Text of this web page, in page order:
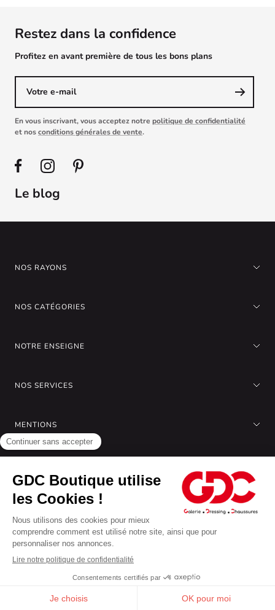
Restez dans la confidence
Profitez en avant première de tous les bons plans
Votre e-mail
En vous inscrivant, vous acceptez notre politique de confidentialité
et nosconditions générales de vente.
Le blog
NOS RAYONS
NOS CATÉGORIES
NOTRE ENSEIGNE
NOS SERVICES
MENTIONS
Nous acceptons